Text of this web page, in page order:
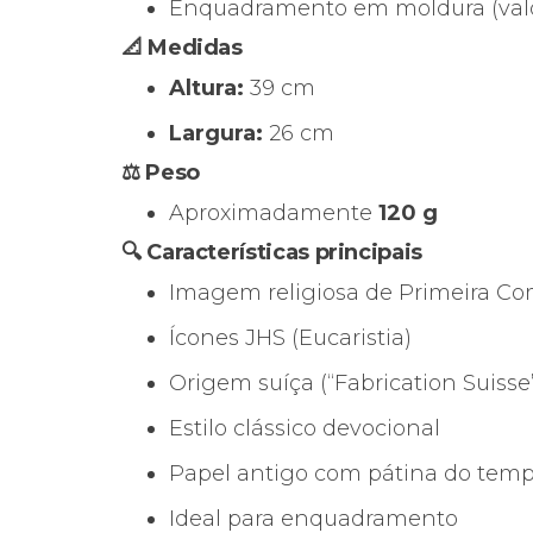
Enquadramento em moldura
📐 Medidas
Altura: 39 cm
Largura: 26 cm
⚖️ Peso
Aproximadamente 120 g
🔍 Características principais
Imagem religiosa de Primeira
Ícones JHS (Eucaristia)
Origem suíça (“Fabrication
Estilo clássico devocional
Papel antigo com pátina do
Ideal para enquadramento